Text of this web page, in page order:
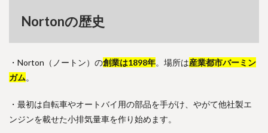
Nortonの歴史
・Norton（ノートン）の創業は1898年。場所は産業都市バーミン
ガム。
・最初は自転車やオートバイ用の部品を手がけ、やがて他社製エ
ンジンを載せた小排気量車を作り始めます。